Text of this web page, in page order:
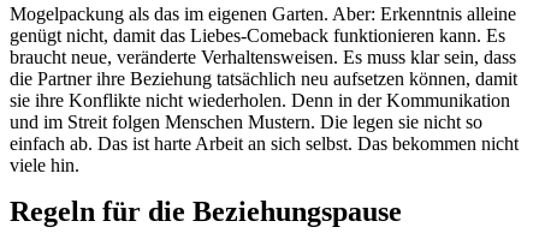
Mogelpackung als das im eigenen Garten. Aber: Erkenntnis alleine
genügt nicht, damit das Liebes-Comeback funktionieren kann. Es
braucht neue, veränderte Verhaltensweisen. Es muss klar sein, dass
die Partner ihre Beziehung tatsächlich neu aufsetzen können, damit
sie ihre Konflikte nicht wiederholen. Denn in der Kommunikation
und im Streit folgen Menschen Mustern. Die legen sie nicht so
einfach ab. Das ist harte Arbeit an sich selbst. Das bekommen nicht
viele hin.
Regeln für die Beziehungspause